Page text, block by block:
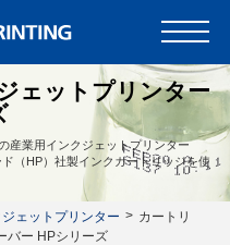
ェットプリンター
産業用インクジェットプリンター
（HP）社製インクカートリッジを使
ェットプリンター
カートリ
バー HPシリーズ